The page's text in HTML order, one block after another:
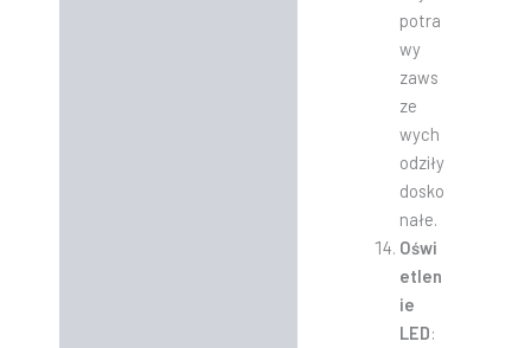
potra
wy
zaws
ze
wych
odziły
dosko
nałe.
Oświ
etlen
ie
LED: